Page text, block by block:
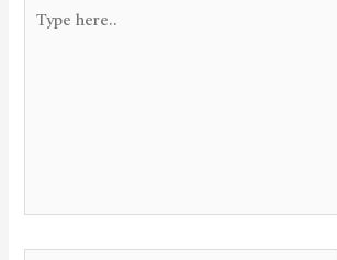
here..